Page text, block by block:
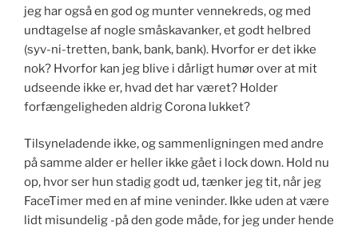
jeg har også en god og munter vennekreds, og med
undtagelse af nogle småskavanker, et godt helbred
(syv-ni-tretten, bank, bank, bank). Hvorfor er det ikke
nok? Hvorfor kan jeg blive i dårligt humør over at mit
udseende ikke er, hvad det har været? Holder
forfængeligheden aldrig Corona lukket?
Tilsyneladende ikke, og sammenligningen med andre
på samme alder er heller ikke gået i lock down. Hold nu
op, hvor ser hun stadig godt ud, tænker jeg tit, når jeg
FaceTimer med en af mine veninder. Ikke uden at være
lidt misundelig -på den gode måde, for jeg under hende